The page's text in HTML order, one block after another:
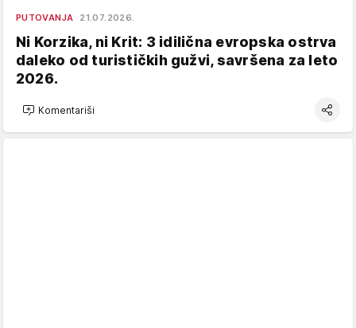
PUTOVANJA 21.07.2026.
Ni Korzika, ni Krit: 3 idilična evropska ostrva
daleko od turističkih gužvi, savršena za leto
2026.
Komentariši